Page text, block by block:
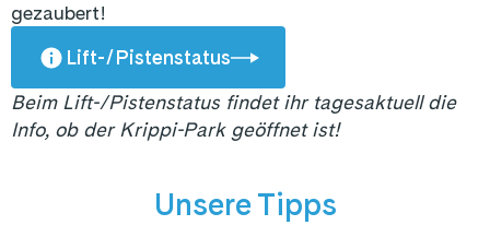
gezaubert!
Lift-/Pistenstatus
Beim Lift-/Pistenstatus findet ihr tagesaktuell die
Info, ob der Krippi-Park geöffnet ist!
Unsere Tipps